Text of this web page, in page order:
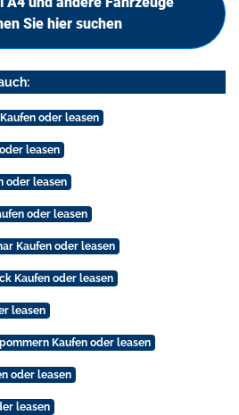
Sie hier suchen
oder leasen
leasen
oder leasen
oder leasen
Kaufen oder leasen
Kaufen oder leasen
leasen
Kaufen oder leasen
oder leasen
leasen